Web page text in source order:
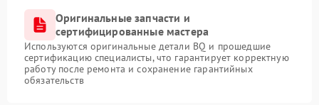
Оригинальные запчасти и
сертифицированные мастера
Используются оригинальные детали BQ и прошедшие
сертификацию специалисты, что гарантирует корректную
работу после ремонта и сохранение гарантийных
обязательств